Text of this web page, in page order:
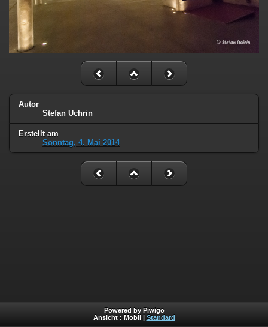
Autor
Stefan Uchrin
Erstellt am
Sonntag, 4. Mai 2014
Powered by Piwigo
Ansicht : Mobil Standard